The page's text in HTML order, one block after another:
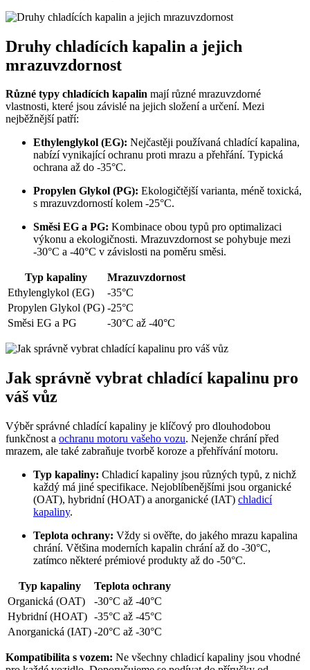
Druhy chladících kapalin a jejich
mrazuvzdornost
Různé typy chladících kapalin mají různé mrazuvzdorné
vlastnosti, které jsou závislé na jejich složení a určení. Mezi
nejběžnější patří:
Ethylenglykol (EG): Nejčastěji používaná chladící kapalina,
nabízí vynikající ochranu proti mrazu a přehřání. Typická
ochrana až do -35°C.
Propylen Glykol (PG): Ekologičtější varianta, méně toxická,
s mrazuvzdorností kolem -25°C.
Směsi EG a PG: Kombinace obou typů pro optimalizaci
výkonu a ekologičnosti. Mrazuvzdornost se pohybuje mezi
-30°C a -40°C v závislosti na poměru směsi.
Typ kapaliny
Mrazuvzdornost
Ethylenglykol (EG)
-35°C
Propylen Glykol (PG) -25°C
Směsi EG a PG
-30°C až -40°C
Jak správně vybrat chladící kapalinu pro
váš vůz
Výběr správné chladící kapaliny je klíčový pro dlouhodobou
funkčnost a ochranu motoru vašeho vozu. Nejenže chrání před
mrazem, ale také zabraňuje tvorbě koroze a přehřívání motoru.
Typ kapaliny: Chladicí kapaliny jsou různých typů, z nichž
každý má jiné specifikace. Nejoblíbenějšími jsou organické
(OAT), hybridní (HOAT) a anorganické (IAT) chladicí
kapaliny.
Teplota ochrany: Vždy si ověřte, do jakého mrazu kapalina
chrání. Většina moderních kapalin chrání až do -30°C,
zatímco některé prémiové produkty až do -50°C.
Typ kapaliny
Teplota ochrany
Organická (OAT)
-30°C až -40°C
Hybridní (HOAT) -35°C až -45°C
Anorganická (IAT) -20°C až -30°C
Kompatibilita s vozem: Ne všechny chladicí kapaliny jsou vhodné